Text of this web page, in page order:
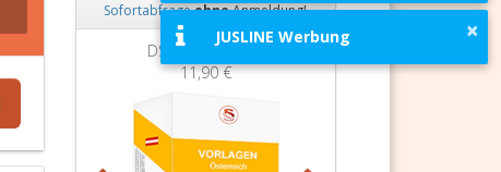
SofortabfrageohneAnmeldung!
DSGVO Vorlagen
11,90 €
Zurück Weiter ×
JUSLINE Werbung